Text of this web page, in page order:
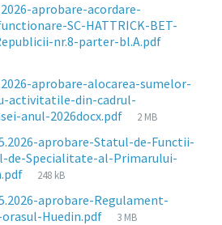
aprobare-acordare-
SC-HATTRICK-BET-
nr.8-parter-bl.A.pdf
aprobare-alocarea-sumelor-
activitatile-din-cadrul-
anul-2026docx.pdf
File
2 MB
aprobare-Statul-de-Functii-
de-Specialitate-al-Primarului-
File
248 kB
aprobare-Regulament-
Huedin.pdf
File
3 MB